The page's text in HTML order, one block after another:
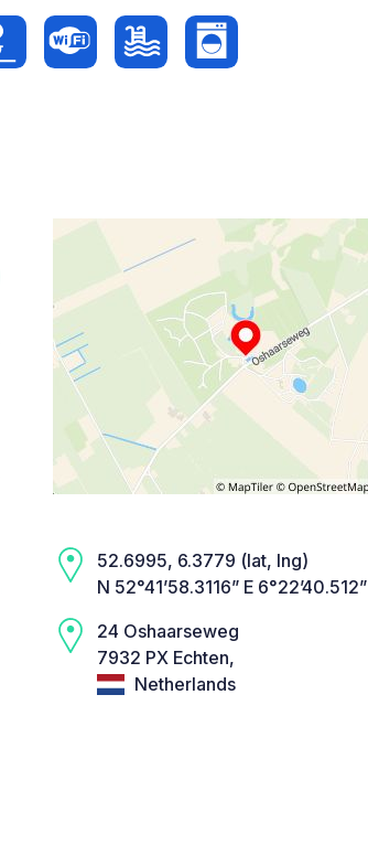
52.6995, 6.3779 (lat, lng)
N 52°41’58.3116” E 6°22’40.512”
24 Oshaarseweg
7932 PX Echten,
Netherlands